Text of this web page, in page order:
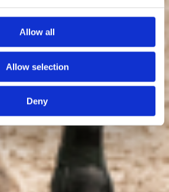
Allow all
Allow selection
Deny